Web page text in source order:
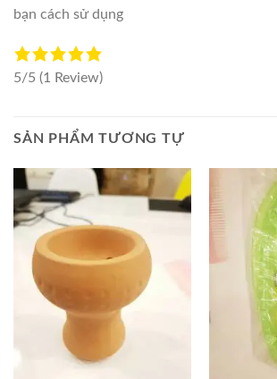
bạn cách sử dụng
5/5 (1 Review)
SẢN PHẨM TƯƠNG TỰ